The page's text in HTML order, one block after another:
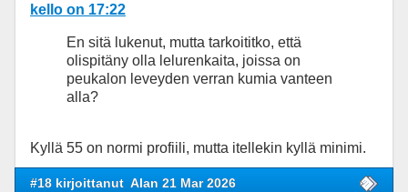
kello on 17:22
En sitä lukenut, mutta tarkoititko, että
olispitäny olla lelurenkaita, joissa on
peukalon leveyden verran kumia vanteen
alla?
Kyllä 55 on normi profiili, mutta itellekin kyllä minimi.
#18 kirjoittanut Alan 21 Mar 2026